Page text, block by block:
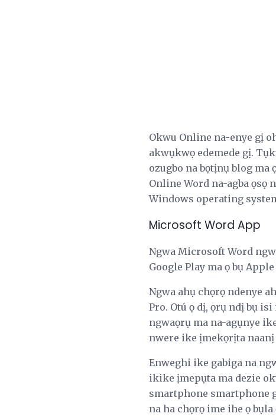
Okwu Online na-enye gị
akwụkwọ edemede gị.
ozugbo na bọtịnụ blog ma
Online Word na-agba ọsọ
Windows operating
Microsoft Word App
Ngwa Microsoft Word
Google Play ma ọ bụ
Ngwa ahụ chọrọ ndenye
Pro. Otú ọ dị, ọrụ ndị bụ
ngwaọrụ ma na-agụnye
nwere ike ịmekọrịta naanị
Enweghi ike gabiga na
ikike ịmepụta ma dezie
smartphone smartphone
na ha chọrọ ime ihe ọ